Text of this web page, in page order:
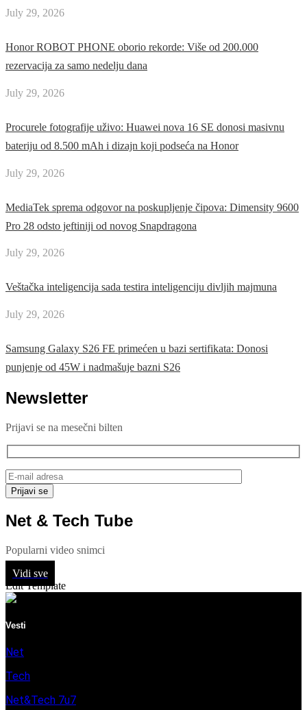
July 29, 2026
Honor ROBOT PHONE oborio rekorde: Više od 200.000
rezervacija za samo nedelju dana
July 29, 2026
Procurele fotografije uživo: Huawei nova 16 SE donosi masivnu
bateriju od 8.500 mAh i dizajn koji podseća na Honor
July 29, 2026
MediaTek sprema odgovor na poskupljenje čipova: Dimensity 9600
Pro 28 odsto jeftiniji od novog Snapdragona
July 29, 2026
Veštačka inteligencija sada testira inteligenciju divljih majmuna
July 29, 2026
Samsung Galaxy S26 FE primećen u bazi sertifikata: Donosi
punjenje od 45W i nadmašuje bazni S26
Newsletter
Prijavi se na mesečni bilten
Net & Tech Tube
Popularni video snimci
Vidi sve
Edit Template
Vesti
Net
Tech
Net&Tech 7u7